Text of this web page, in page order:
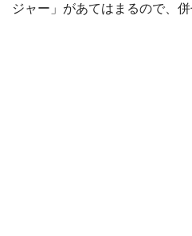
ジャー」があてはまるので、